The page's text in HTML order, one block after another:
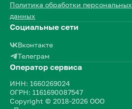
Политика обработки персональных
данных
Социальные сети
Вконтакте
Телеграм
Оператор сервиса
ИНН: 1660269024
ОГРН: 1161690087547
Copyright © 2018-2026 ООО